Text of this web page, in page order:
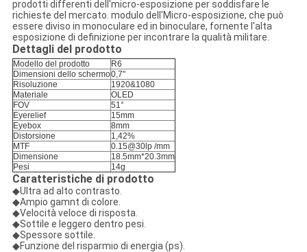
prodotti differenti dell'micro-esposizione per soddisfare le
richieste del mercato. modulo dell'Micro-esposizione, che può
essere diviso in monoculare ed in binoculare, fornente l'alta
esposizione di definizione per incontrare la qualità militare.
Dettagli del prodotto
Modello del prodotto
R6
Dimensioni dello schermo0,7"
Risoluzione
1920&1080
Materiale
OLED
FOV
51°
Eyerelief
15mm
Eyebox
8mm
Distorsione
1,42%
MTF
0.15@30lp /mm
Dimensione
18.5mm*20.3mm
Pesi
14g
Caratteristiche di prodotto
◆Ultra ad alto contrasto.
◆Ampio gamnt di colore.
◆Velocità veloce di risposta.
◆Sottile e leggero dentro pesi.
◆Spessore sottile.
◆Funzione del risparmio di energia (ps).